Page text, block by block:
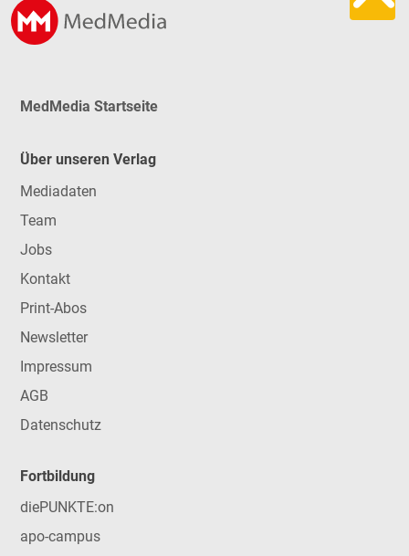
MedMedia Startseite
Über unseren Verlag
Mediadaten
Team
Jobs
Kontakt
Print-Abos
Newsletter
Impressum
AGB
Datenschutz
Fortbildung
diePUNKTE:on
apo-campus